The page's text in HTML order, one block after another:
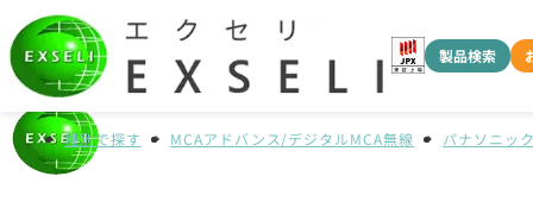
製品検索
種別で探す MCAアドバンス/デジタルMCA無線 パナソニッ